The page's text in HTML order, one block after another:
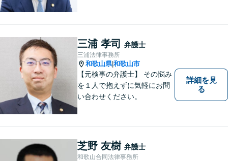
日・オンライン相談OK（要予
約）｜丁寧な報告とスピード
対応で安心をお届けします
三浦 孝司 弁護士
三浦法律事務所
和歌山県|和歌山市
【元検事の弁護士】 その悩み
を１人で抱えずに気軽にお問
い合わせください。
詳細を見
る
芝野 友樹 弁護士
和歌山合同法律事務所